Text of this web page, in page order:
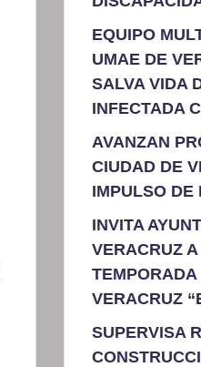
EQUIPO
UMAE DE
SALVA VIDA
INFECTADA
AVANZAN
CIUDAD DE
IMPULSO DE
INVITA
VERACRUZ
TEMPORADA
VERACRUZ
SUPERVISA